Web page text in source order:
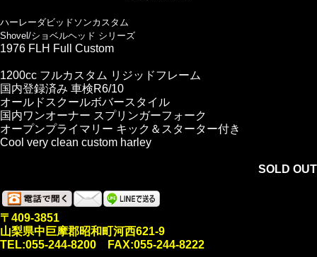
ハーレーダビッドソンカスタム
Shovel/ショベルヘッド シリーズ
1976 FLH Full Custom
1200cc フルカスタム リジッドフレーム
国内登録済み 車検R6/10
オールドスクールボバースタイル
国内ワンオーナー スプリンガーフォーク
オープンプライマリー キック＆スターター付き
Cool very clean custom harley
SOLD OUT
〒409-3851
山梨県中巨摩郡昭和町河西621-9
TEL:055-244-8200 FAX:055-244-8222